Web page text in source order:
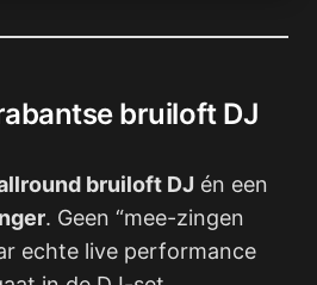
bruiloft DJ
bruiloft DJ én een
. Geen “mee-zingen
echte live performance